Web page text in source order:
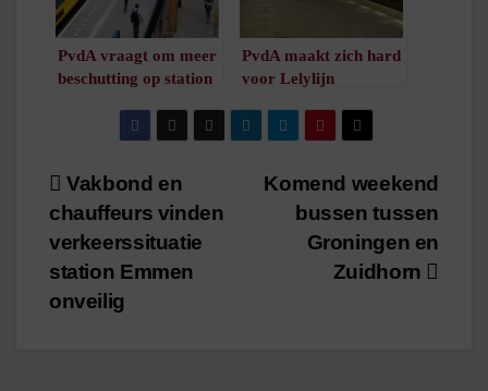
PvdA vraagt om meer
beschutting op station
minuut leestijd
PvdA maakt zich hard
voor Lelylijn
Bericht
navigatie
Komend weekend
bussen tussen
Groningen en
Zuidhorn
Vakbond en
chauffeurs vinden
verkeerssituatie
station Emmen
onveilig